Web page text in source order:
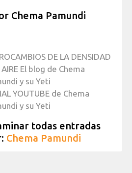
Chema Pamundi
DE LA DENSIDAD
AIRE El blog de Chema
y su Yeti
YOUTUBE de Chema
y su Yeti
todas entradas
Chema Pamundi